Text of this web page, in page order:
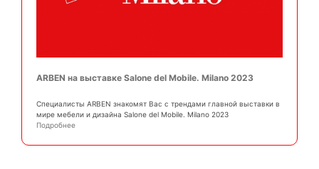
ARBEN на выставке Salone del Mobile. Milano 2023
Специалисты ARBEN знакомят Вас с трендами главной выставки в
мире мебели и дизайна Salone del Mobile. Milano 2023
Подробнее